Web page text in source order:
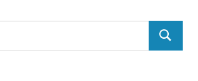
BUSCAR